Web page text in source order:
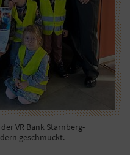
VR Bank Starnberg-
geschmückt.